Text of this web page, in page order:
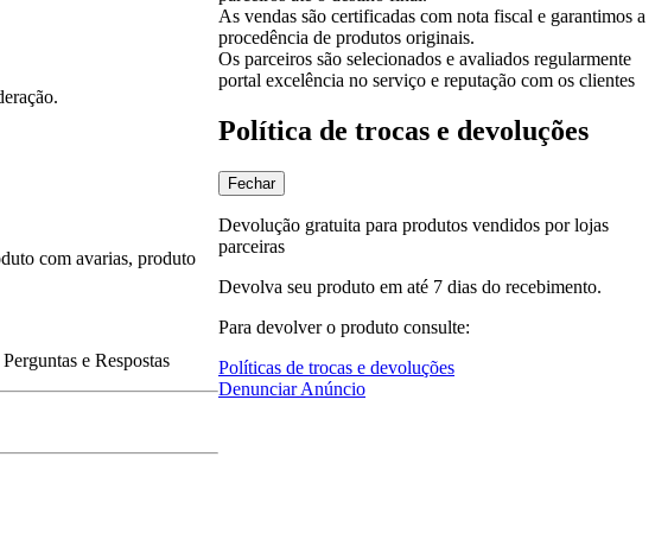
com avarias, produto
e Respostas
As vendas são certificadas com nota fiscal e garantimos a
procedência de produtos originais.
Os parceiros são selecionados e avaliados regularmente
portal excelência no serviço e reputação com os clientes
Política de trocas e devoluções
Fechar
Devolução gratuita para produtos vendidos por lojas
parceiras
Devolva seu produto em até 7 dias do recebimento.
Para devolver o produto consulte:
Políticas de trocas e devoluções
Denunciar Anúncio